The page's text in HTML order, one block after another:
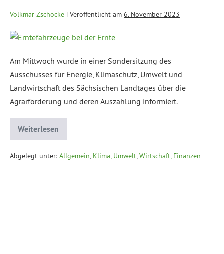
Volkmar Zschocke | Veröffentlicht am 6. November 2023
Am Mittwoch wurde in einer Sondersitzung des
Ausschusses für Energie, Klimaschutz, Umwelt und
Landwirtschaft des Sächsischen Landtages über die
Agrarförderung und deren Auszahlung informiert.
Weiterlesen
Abgelegt unter: Allgemein, Klima, Umwelt,Wirtschaft, Finanzen